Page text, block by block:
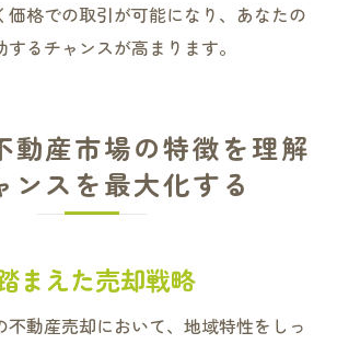
価格での取引が可能になり、あなたの
るチャンスが高まります。
動産市場の特徴を理解
ンスを最大化する
まえた売却戦略
不動産売却において、地域特性をしっ